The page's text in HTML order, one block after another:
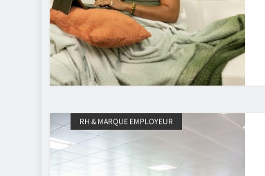
RH & MARQUE EMPLOYEUR